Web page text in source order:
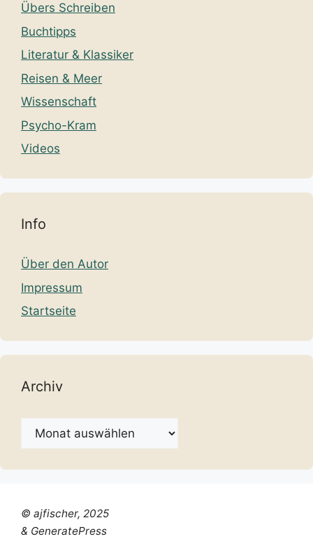
Übers Schreiben
Buchtipps
Literatur & Klassiker
Reisen & Meer
Wissenschaft
Psycho-Kram
Videos
Info
Über den Autor
Impressum
Startseite
Archiv
Archiv
© ajfischer, 2025
& GeneratePress